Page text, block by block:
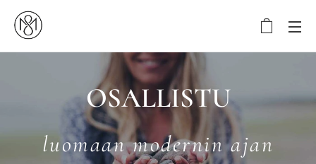
OSALLISTU
luomaan modernin ajan